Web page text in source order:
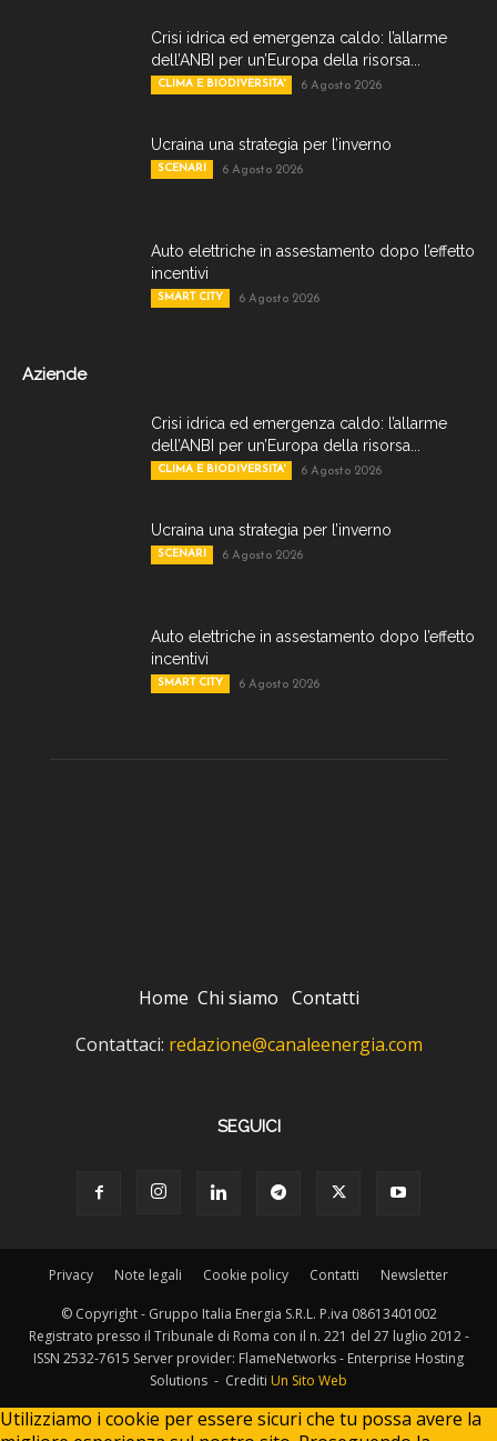
Crisi idrica ed emergenza caldo: l’allarme
dell’ANBI per un’Europa della risorsa...
CLIMA E BIODIVERSITA' 6 Agosto 2026
Ucraina una strategia per l’inverno
SCENARI 6 Agosto 2026
Auto elettriche in assestamento dopo l’effetto
incentivi
SMART CITY 6 Agosto 2026
Aziende
Crisi idrica ed emergenza caldo: l’allarme
dell’ANBI per un’Europa della risorsa...
CLIMA E BIODIVERSITA' 6 Agosto 2026
Ucraina una strategia per l’inverno
SCENARI 6 Agosto 2026
Auto elettriche in assestamento dopo l’effetto
incentivi
SMART CITY 6 Agosto 2026
Home Chi siamo Contatti
Contattaci: redazione@canaleenergia.com
SEGUICI
Privacy Note legali Cookie policy Contatti Newsletter
© Copyright - Gruppo Italia Energia S.R.L. P.iva 08613401002
Registrato presso il Tribunale di Roma con il n. 221 del 27 luglio 2012 -
ISSN 2532-7615 Server provider: FlameNetworks - Enterprise Hosting
Solutions - Crediti Un Sito Web
Utilizziamo i cookie per essere sicuri che tu possa avere la